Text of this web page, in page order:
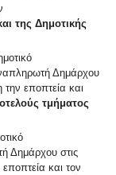
της Δημοτικής
Δημάρχου
την εποπτεία και
τμήματος
Δημάρχου στις
και τον